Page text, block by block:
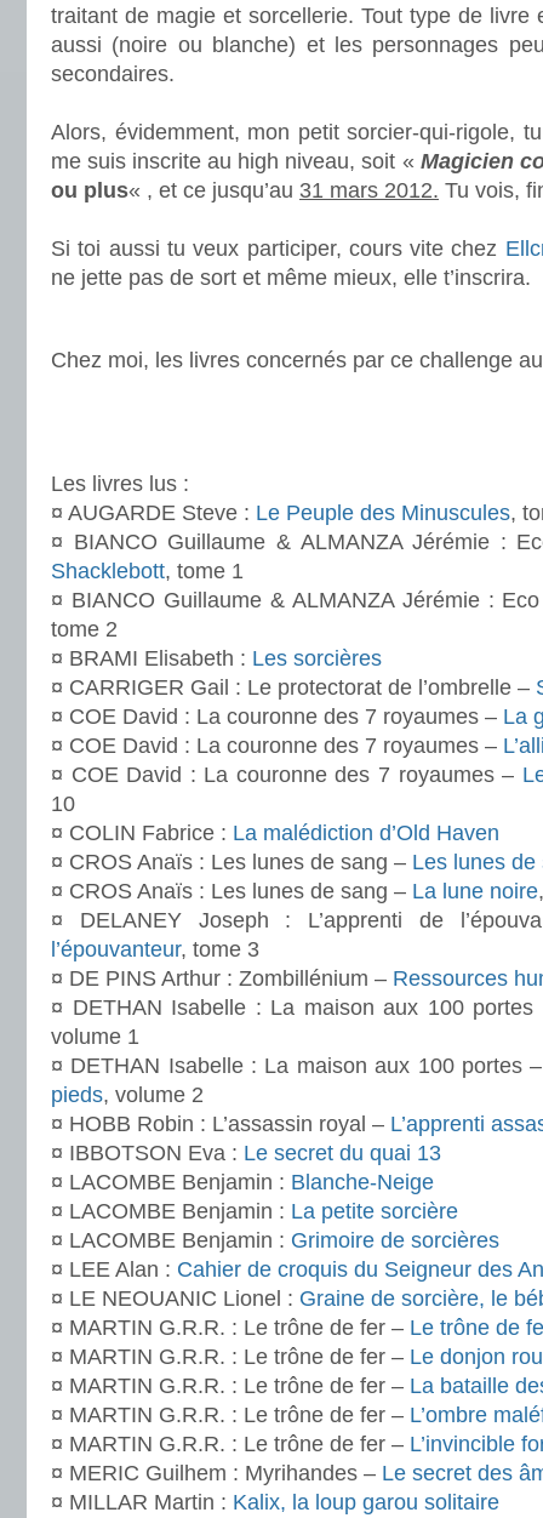
traitant de magie et sorcellerie. Tout type de livre
aussi (noire ou blanche) et les personnages
secondaires.
Alors, évidemment, mon petit sorcier-qui-rigole,
me suis inscrite au high niveau, soit « Magicien
ou plus« , et ce jusqu’au 31 mars 2012. Tu vois,
Si toi aussi tu veux participer, cours vite chez
ne jette pas de sort et même mieux, elle t’inscrira.
Chez moi, les livres concernés par ce challenge
Les livres lus :
¤ AUGARDE Steve : Le Peuple des Minuscules,
¤ BIANCO Guillaume & ALMANZA Jérémie :
Shacklebott, tome 1
¤ BIANCO Guillaume & ALMANZA Jérémie :
tome 2
¤ BRAMI Elisabeth : Les sorcières
¤ CARRIGER Gail : Le protectorat de l’ombrelle –
¤ COE David : La couronne des 7 royaumes – La
¤ COE David : La couronne des 7 royaumes –
¤ COE David : La couronne des 7 royaumes –
10
¤ COLIN Fabrice : La malédiction d’Old Haven
¤ CROS Anaïs : Les lunes de sang – Les lunes de
¤ CROS Anaïs : Les lunes de sang – La lune noire
¤ DELANEY Joseph : L’apprenti de
l’épouvanteur, tome 3
¤ DE PINS Arthur : Zombillénium – Ressources
¤ DETHAN Isabelle : La maison aux 100
volume 1
¤ DETHAN Isabelle : La maison aux 100 portes
pieds, volume 2
¤ HOBB Robin : L’assassin royal – L’apprenti
¤ IBBOTSON Eva : Le secret du quai 13
¤ LACOMBE Benjamin : Blanche-Neige
¤ LACOMBE Benjamin : La petite sorcière
¤ LACOMBE Benjamin : Grimoire de sorcières
¤ LEE Alan : Cahier de croquis du Seigneur des
¤ LE NEOUANIC Lionel : Graine de sorcière, le
¤ MARTIN G.R.R. : Le trône de fer – Le trône de
¤ MARTIN G.R.R. : Le trône de fer – Le donjon
¤ MARTIN G.R.R. : Le trône de fer – La bataille
¤ MARTIN G.R.R. : Le trône de fer – L’ombre
¤ MARTIN G.R.R. : Le trône de fer – L’invincible
¤ MERIC Guilhem : Myrihandes – Le secret des
¤ MILLAR Martin : Kalix, la loup garou solitaire